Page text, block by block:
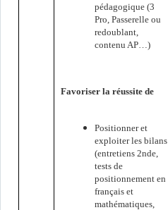
pédagogique (3
Pro, Passerelle ou
redoublant,
contenu AP…)
Favoriser la réussite de
Positionner et
exploiter les bilans
(entretiens 2nde,
tests de
positionnement en
français et
mathématiques,